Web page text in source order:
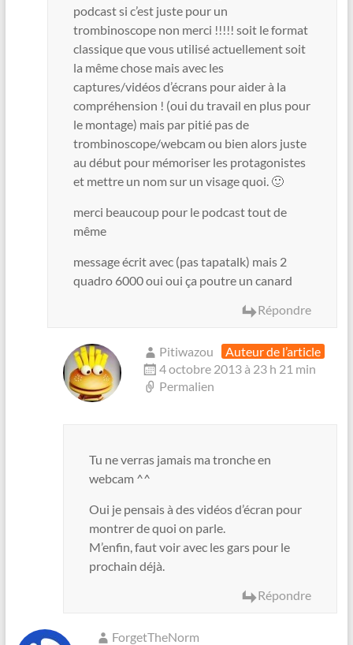
podcast si c’est juste pour un
trombinoscope non merci !!!!! soit le format
classique que vous utilisé actuellement soit
la même chose mais avec les
captures/vidéos d’écrans pour aider à la
compréhension ! (oui du travail en plus pour
le montage) mais par pitié pas de
trombinoscope/webcam ou bien alors juste
au début pour mémoriser les protagonistes
et mettre un nom sur un visage quoi. 🙂
merci beaucoup pour le podcast tout de
même
message écrit avec (pas tapatalk) mais 2
quadro 6000 oui oui ça poutre un canard
Répondre
Pitiwazou
Auteur de l’article
4 octobre 2013 à 23 h 21 min
Permalien
Tu ne verras jamais ma tronche en
webcam ^^
Oui je pensais à des vidéos d’écran pour
montrer de quoi on parle.
M’enfin, faut voir avec les gars pour le
prochain déjà.
Répondre
ForgetTheNorm